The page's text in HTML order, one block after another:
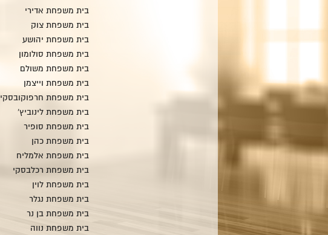
בית משפחת אדירי
בית משפחת צוק
בית משפחת יהושע
בית משפחת סולומון
בית משפחת משולם
בית משפחת וייצמן
בית משפחת חרפוקובסקי
בית משפחת לינוביץ'
בית משפחת סופיר
בית משפחת כהן
בית משפחת אלמליח
בית משפחת רכלבסקי
בית משפחת לוין
בית משפחת נגלר
בית משפחת בן נר
בית משפחת נווה